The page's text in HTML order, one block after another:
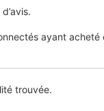
ayant
trouvée.